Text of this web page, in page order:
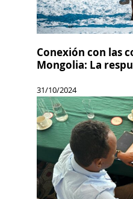
Conexión con las
Mongolia: La
31/10/2024